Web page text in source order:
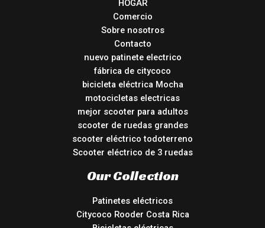
HOGAR
Comercio
Sobre nosotros
Contacto
nuevo patinete electrico
fábrica de citycoco
bicicleta eléctrica Mocha
motocicletas electricas
mejor scooter para adultos
scooter de ruedas grandes
scooter eléctrico todoterreno
Scooter eléctrico de 3 ruedas
Our Collection
Patinetes eléctricos
Citycoco Rooder Costa Rica